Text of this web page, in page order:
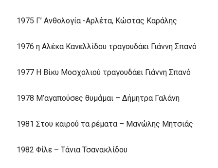
1975 Γ’ Ανθολογία -Αρλέτα, Κώστας Καράλης
1976 η Αλέκα Κανελλίδου τραγουδάει Γιάννη Σπανό
1977 Η Βίκυ Μοσχολιού τραγουδάει Γιάννη Σπανό
1978 Μ’αγαπούσες θυμάμαι – Δήμητρα Γαλάνη
1981 Στου καιρού τα ρέματα – Μανώλης Μητσιάς
1982 Φίλε – Τάνια Τσανακλίδου